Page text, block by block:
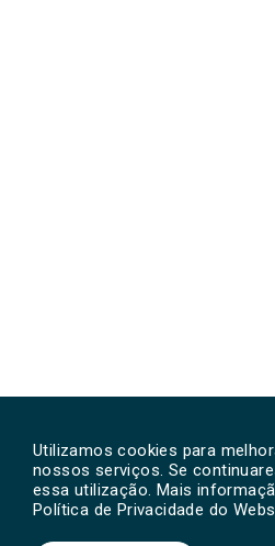
Utilizamos cookies para
nossos serviços. Se
essa utilização. Mais
Política de Privacidade do